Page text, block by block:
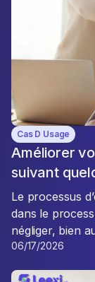
Cas D Usage
Améliorer
suivant
Le processus
dans le
négliger, bien
06/17/2026